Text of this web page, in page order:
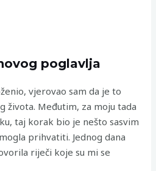
poglavlja
vjerovao sam da je to
života. Međutim, za moju tada
taj korak bio je nešto sasvim
prihvatiti. Jednog dana
riječi koje su mi se